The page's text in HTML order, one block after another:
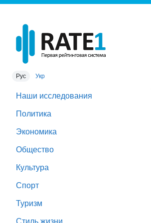
Рус Укр
Наши исследования
Политика
Экономика
Общество
Культура
Спорт
Туризм
Стиль жизни